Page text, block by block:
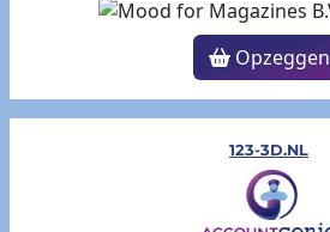
Opzeggen
123-3D.NL